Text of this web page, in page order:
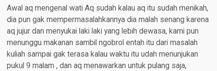
Awal aq mengenal wati Aq sudah kalau aq itu sudah menikah,
dia pun gak mempermasalahkannya dia malah senang karena
aq jujur dan menyukai laki laki yang lebih dewasa, kami pun
menunggu makanan sambil ngobrol entah itu dari masalah
kuliah sampai gak terasa kalau waktu itu udah menunjukan
pukul 9 malam , dan aq menawarkan untuk pulang saja,